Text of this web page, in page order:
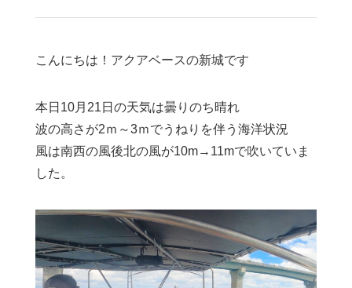
こんにちは！アクアベースの新城です
本日10月21日の天気は曇りのち晴れ
波の高さが2ｍ～3ｍでうねりを伴う海洋状況
風は南西の風後北の風が10m→11mで吹いていま
した。